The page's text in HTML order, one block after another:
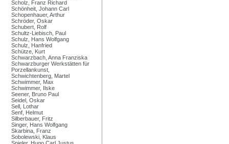
Scholz, Franz Richard
Schönheit, Johann Carl
Schopenhauer, Arthur
Schröder, Oskar
Schubert, Rolf
Schultz-Liebisch, Paul
Schulz, Hans Wolfgang
Schulz, Hanfried
Schütze, Kurt
Schwarzbach, Anna Franziska
Schwarzburger Werkstätten für
Porzellankunst,
Schwichtenberg, Martel
Schwimmer, Max
Schwimmer, Ilske
Seener, Bruno Paul
Seidel, Oskar
Sell, Lothar
Senf, Helmut
Silberbauer, Fritz
Singer, Hans Wolfgang
Skarbina, Franz
Sobolewski, Klaus